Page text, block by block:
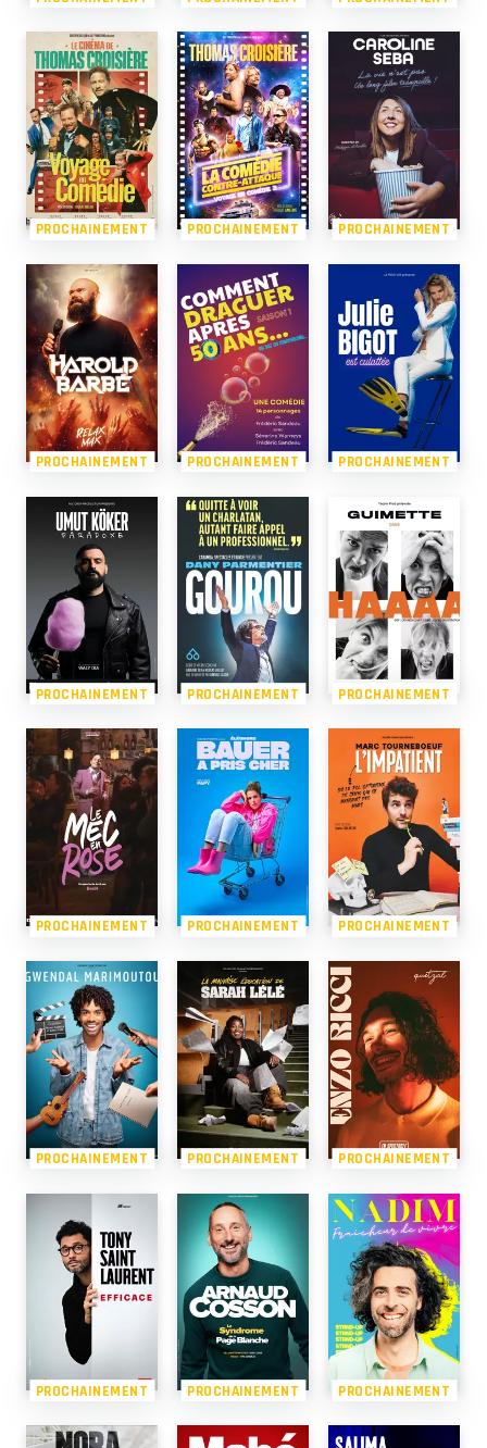
PROCHAINEMENT PROCHAINEMENT PROCHAINEMENT
PROCHAINEMENT PROCHAINEMENT PROCHAINEMENT
PROCHAINEMENT PROCHAINEMENT PROCHAINEMENT
PROCHAINEMENT PROCHAINEMENT PROCHAINEMENT
PROCHAINEMENT PROCHAINEMENT PROCHAINEMENT
PROCHAINEMENT PROCHAINEMENT PROCHAINEMENT